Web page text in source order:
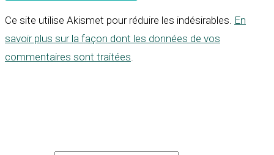
Ce site utilise Akismet pour réduire les indésirables. En
savoir plus sur la façon dont les données de vos
commentaires sont traitées